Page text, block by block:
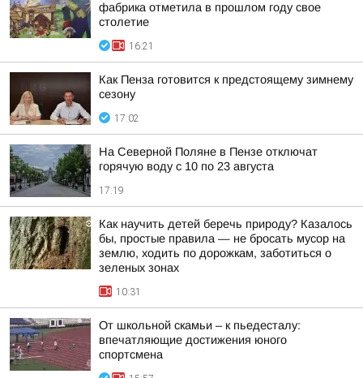
фабрика отметила в прошлом году свое
столетие
16:21
Как Пенза готовится к предстоящему зимнему
сезону
17:02
На Северной Поляне в Пензе отключат
горячую воду с 10 по 23 августа
17:19
Как научить детей беречь природу? Казалось
бы, простые правила — не бросать мусор на
землю, ходить по дорожкам, заботиться о
зеленых зонах
10:31
От школьной скамьи – к пьедесталу:
впечатляющие достижения юного
спортсмена